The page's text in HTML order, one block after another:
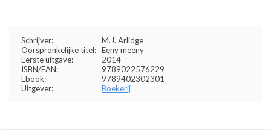
Schrijver:
M.J. Arlidge
Oorspronkelijke titel: Eeny meeny
Eerste uitgave:
2014
ISBN/EAN:
9789022576229
Ebook:
9789402302301
Uitgever:
Boekerij